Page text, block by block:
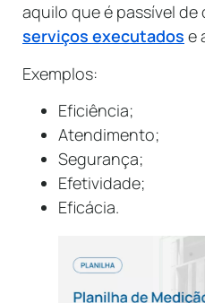
aquilo que é passível
serviços executados e
Exemplos:
Eficiência;
Atendimento;
Segurança;
Efetividade;
Eficácia.